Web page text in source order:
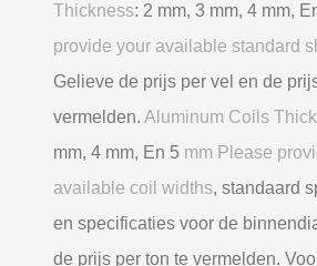
Thickness: 2 mm, 3 mm, 4 mm,
provide your available standard
Gelieve de prijs per vel en de
vermelden. Aluminum Coils
mm, 4 mm, En 5 mm Please
available coil widths, standaard
en specificaties voor de
de prijs per ton te vermelden.